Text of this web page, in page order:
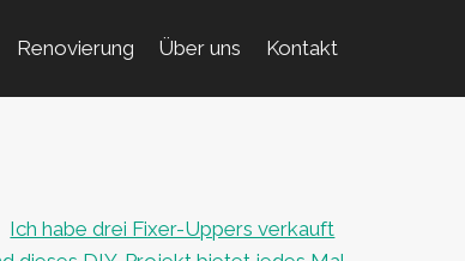
Renovierung Über uns Kontakt